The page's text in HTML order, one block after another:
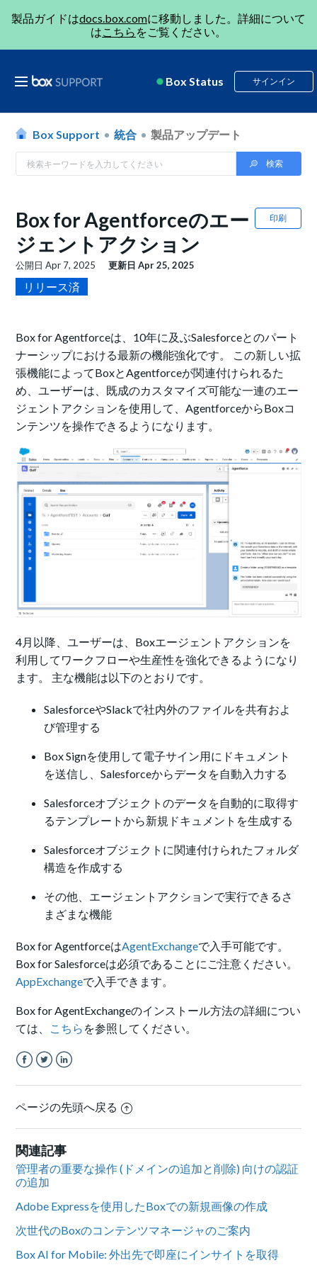
製品ガイドはdocs.box.comに移動しました。詳細について
はこちら をご覧ください。
Box Status サインイン
Box Support 統合 製品アップデート
印刷
Box for Agentforceのエー
ジェントアクション
公開日Apr 7, 2025 更新日Apr 25, 2025
リリース済
Box for Agentforceは、10年に及ぶSalesforceとのパート
ナーシップにおける最新の機能強化です。 この新しい拡
張機能によってBoxとAgentforceが関連付けられるた
め、ユーザーは、既成のカスタマイズ可能な一連のエー
ジェントアクションを使用して、AgentforceからBoxコ
ンテンツを操作できるようになります。
4月以降、ユーザーは、 Boxエージェントアクションを
利用してワークフローや生産性を強化できるようになり
ます。 主な機能は以下のとおりです。
SalesforceやSlackで社内外のファイルを共有およ
び管理する
Box Signを使用して電子サイン用にドキュメント
を送信し、Salesforceからデータを自動入力する
Salesforceオブジェクトのデータを自動的に取得す
るテンプレートから新規ドキュメントを生成する
Salesforceオブジェクトに関連付けられたフォルダ
構造を作成する
その他、エージェントアクションで実行できるさ
まざまな機能
Box for AgentforceはAgentExchangeで入手可能です。
Box for Salesforceは必須であることにご注意ください。
AppExchangeで入手できます。
Box for AgentExchangeのインストール方法の詳細につい
ては、 こちら を参照してください。
ページの先頭へ戻る
関連記事
管理者の重要な操作 (ドメインの追加と削除) 向けの認証
の追加
Adobe Expressを使用したBoxでの新規画像の作成
次世代のBoxのコンテンツマネージャのご案内
Box AI for Mobile: 外出先で即座にインサイトを取得